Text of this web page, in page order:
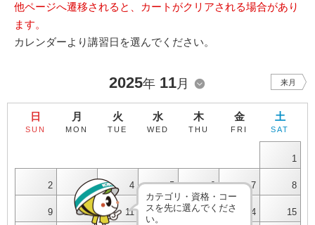
他ページへ遷移されると、カートがクリアされる場合があり
ます。
カレンダーより講習日を選んでください。
2025年 11月 来月
日
SUN
月
MON
火
TUE
水
WED
木
THU
金
FRI
土
SAT
1
2 3 4 5 6 7 8
9 10 11 12 13 14 15
カテゴリ・資格・コー
スを先に選んでくださ
い。